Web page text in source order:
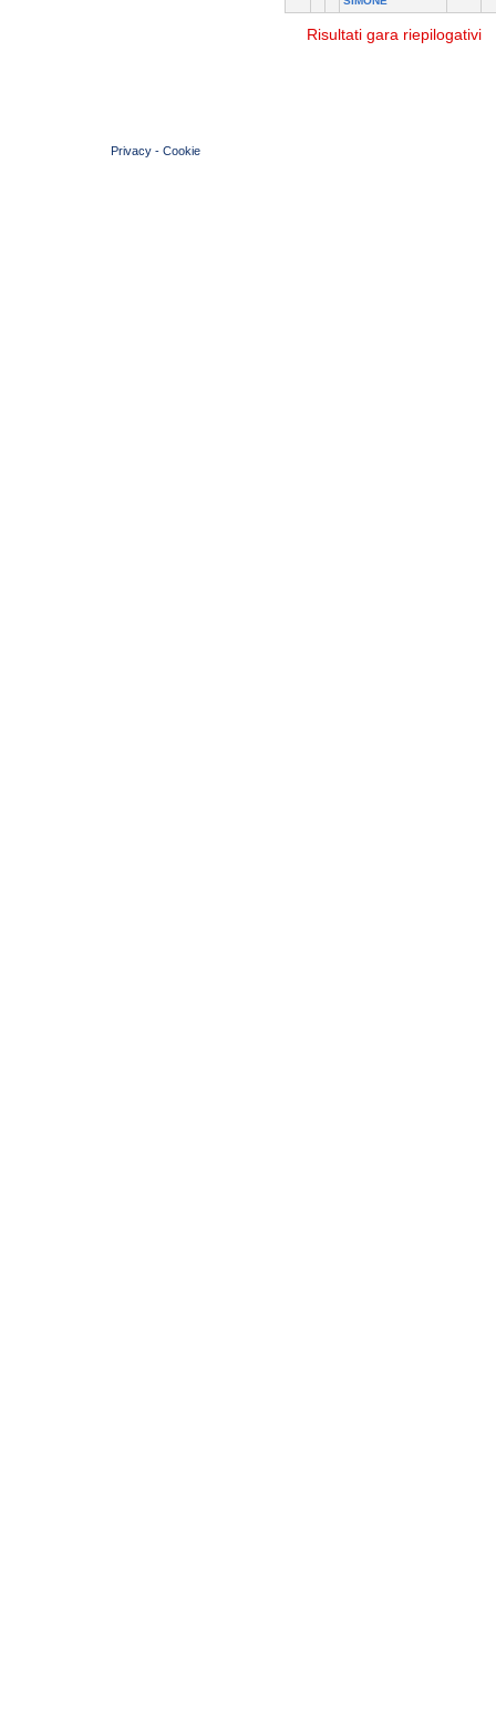
Risultati gara riepilogativi
Privacy - Cookie